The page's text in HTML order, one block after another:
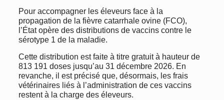
Pour accompagner les éleveurs face à la
propagation de la fièvre catarrhale ovine (FCO),
l’État opère des distributions de vaccins contre le
sérotype 1 de la maladie.
Cette distribution est faite à titre gratuit à hauteur de
813 191 doses jusqu’au 31 décembre 2026. En
revanche, il est précisé que, désormais, les frais
vétérinaires liés à l’administration de ces vaccins
restent à la charge des éleveurs.